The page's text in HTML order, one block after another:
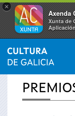
×
Axenda
Xunta de
Se
encuentra
INICIO